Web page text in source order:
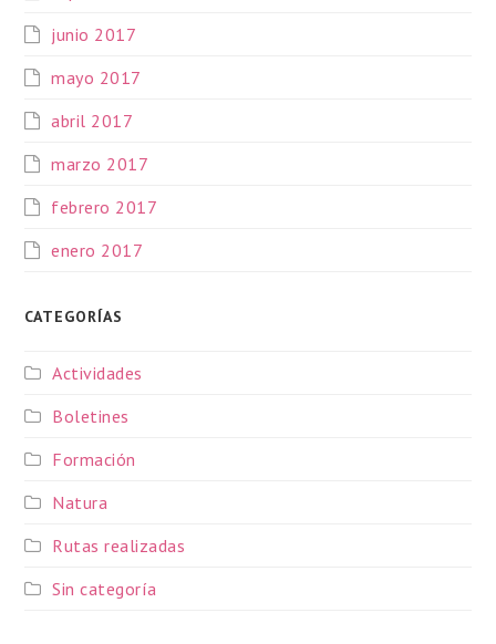
junio 2017
mayo 2017
abril 2017
marzo 2017
febrero 2017
enero 2017
CATEGORÍAS
Actividades
Boletines
Formación
Natura
Rutas realizadas
Sin categoría